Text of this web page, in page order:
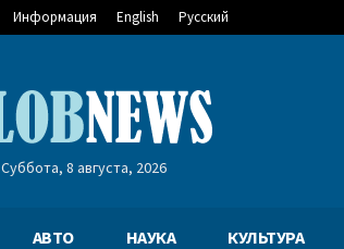
Информация English Русский
Суббота, 8 августа, 2026
АВТО НАУКА КУЛЬТУРА